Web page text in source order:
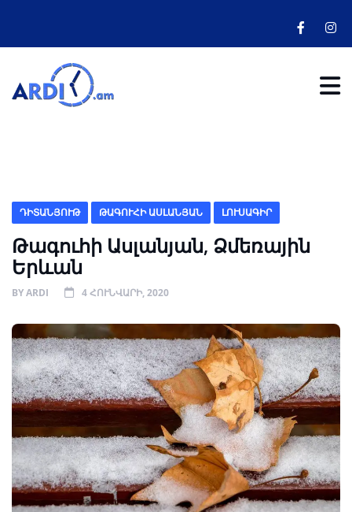
ԴԻՏԱՆՅՈՒԹ ԹԱԳՈՒՀԻ ԱՍԼԱՆՅԱՆ ԼՈՒՍԱԳԻՐ
Թագուհի Ասլանյան, Ձմեռային
Երևան
BYARDI 4 ՀՈՒՆՎԱՐԻ, 2020